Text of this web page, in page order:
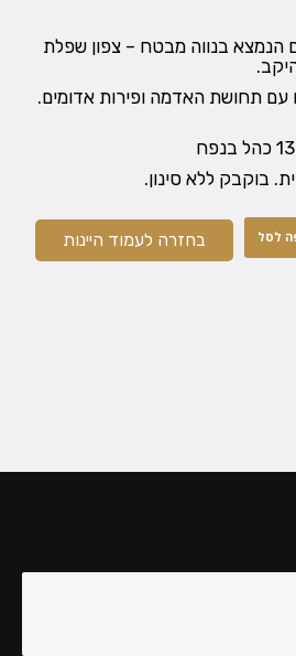
הנמצא בנווה מבטח – צפון שפלת
עם תחושת האדמה ופירות אדומים.
בוקבק ללא סינון.
לסל בחזרה לעמוד היינות